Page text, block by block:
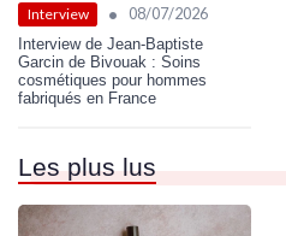
Interview • 08/07/2026
Interview de Jean-Baptiste
Garcin de Bivouak : Soins
cosmétiques pour hommes
fabriqués en France
Les plus lus